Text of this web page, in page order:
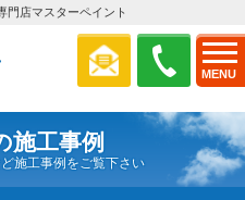
MENU
門店マスターペイント
施工事例
施工事例をご覧下さい